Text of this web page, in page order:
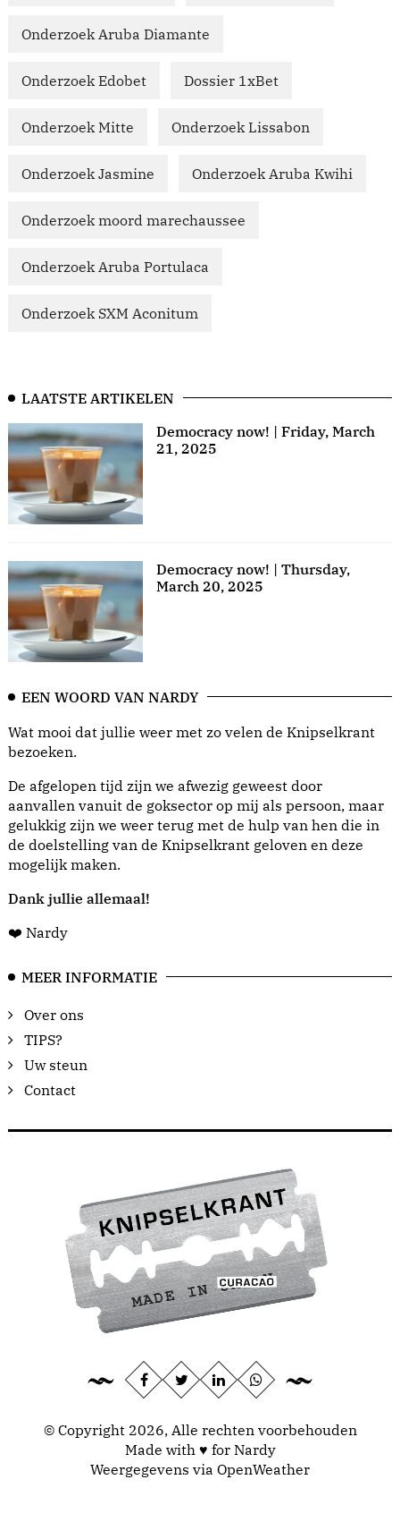
Onderzoek Aruba Diamante
Onderzoek Edobet Dossier 1xBet
Onderzoek Mitte Onderzoek Lissabon
Onderzoek Jasmine Onderzoek Aruba Kwihi
Onderzoek moord marechaussee
Onderzoek Aruba Portulaca
Onderzoek SXM Aconitum
LAATSTE ARTIKELEN
Democracy now! | Friday, March
21, 2025
Democracy now! | Thursday,
March 20, 2025
EEN WOORD VAN NARDY
Wat mooi dat jullie weer met zo velen de Knipselkrant
bezoeken.
De afgelopen tijd zijn we afwezig geweest door
aanvallen vanuit de goksector op mij als persoon, maar
gelukkig zijn we weer terug met de hulp van hen die in
de doelstelling van de Knipselkrant geloven en deze
mogelijk maken.
Dank jullie allemaal!
❤️ Nardy
MEER INFORMATIE
Over ons
TIPS?
Uw steun
Contact
© Copyright 2026, Alle rechten voorbehouden
Made with ♥ for Nardy
Weergegevens via OpenWeather